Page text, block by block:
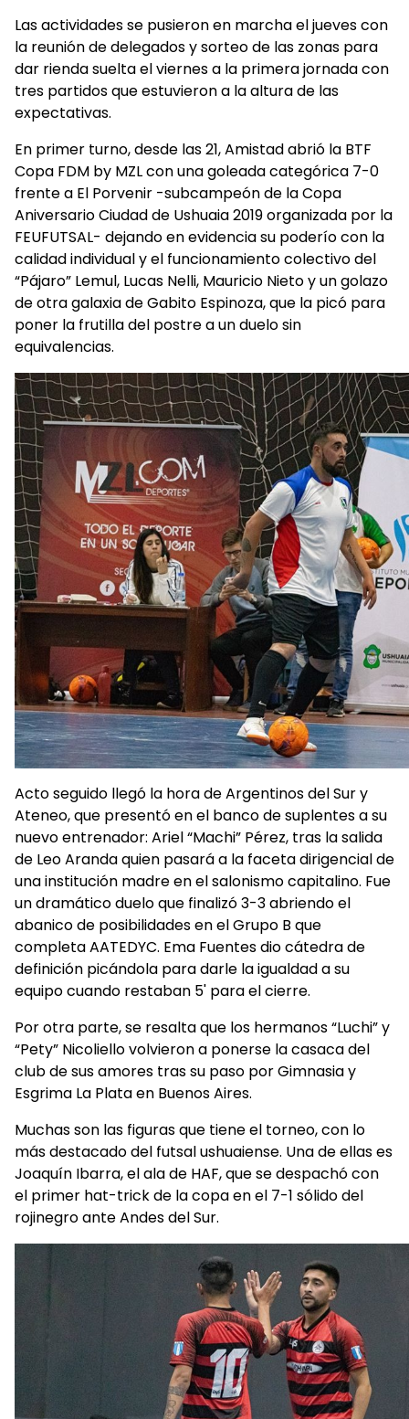
Las actividades se pusieron en marcha el jueves con
la reunión de delegados y sorteo de las zonas para
dar rienda suelta el viernes a la primera jornada con
tres partidos que estuvieron a la altura de las
expectativas.
En primer turno, desde las 21, Amistad abrió la BTF
Copa FDM by MZL con una goleada categórica 7-0
frente a El Porvenir -subcampeón de la Copa
Aniversario Ciudad de Ushuaia 2019 organizada por la
FEUFUTSAL- dejando en evidencia su poderío con la
calidad individual y el funcionamiento colectivo del
“Pájaro” Lemul, Lucas Nelli, Mauricio Nieto y un golazo
de otra galaxia de Gabito Espinoza, que la picó para
poner la frutilla del postre a un duelo sin
equivalencias.
Acto seguido llegó la hora de Argentinos del Sur y
Ateneo, que presentó en el banco de suplentes a su
nuevo entrenador: Ariel “Machi” Pérez, tras la salida
de Leo Aranda quien pasará a la faceta dirigencial de
una institución madre en el salonismo capitalino. Fue
un dramático duelo que finalizó 3-3 abriendo el
abanico de posibilidades en el Grupo B que
completa AATEDYC. Ema Fuentes dio cátedra de
definición picándola para darle la igualdad a su
equipo cuando restaban 5' para el cierre.
Por otra parte, se resalta que los hermanos “Luchi” y
“Pety” Nicoliello volvieron a ponerse la casaca del
club de sus amores tras su paso por Gimnasia y
Esgrima La Plata en Buenos Aires.
Muchas son las figuras que tiene el torneo, con lo
más destacado del futsal ushuaiense. Una de ellas es
Joaquín Ibarra, el ala de HAF, que se despachó con
el primer hat-trick de la copa en el 7-1 sólido del
rojinegro ante Andes del Sur.